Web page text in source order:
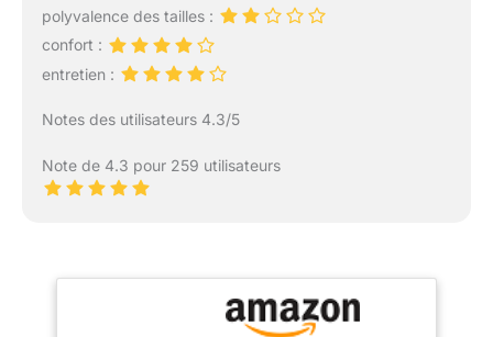
polyvalence des tailles :
confort :
entretien :
Notes des utilisateurs 4.3/5
Note de 4.3 pour 259 utilisateurs